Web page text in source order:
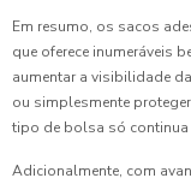
Em resumo, os sacos
que oferece inumeráveis
aumentar a visibilidade
ou simplesmente
tipo de bolsa só continua
Adicionalmente, com